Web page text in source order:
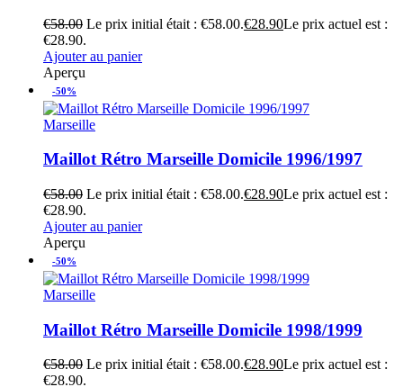
€58.00 Le prix initial était : €58.00.€28.90Le prix actuel est :
€28.90.
Ajouter au panier
Aperçu
-50%
Marseille
Maillot Rétro Marseille Domicile 1996/1997
€58.00 Le prix initial était : €58.00.€28.90Le prix actuel est :
€28.90.
Ajouter au panier
Aperçu
-50%
Marseille
Maillot Rétro Marseille Domicile 1998/1999
€58.00 Le prix initial était : €58.00.€28.90Le prix actuel est :
€28.90.